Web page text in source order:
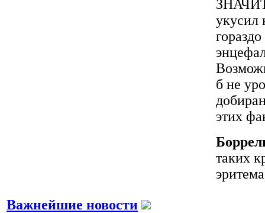
Важнейшие новости
укусил
б не
этих
таких